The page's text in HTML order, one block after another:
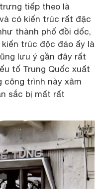
tiếp theo là
có kiến trúc rất đặc
thành phố đồi dốc,
trúc độc đáo ấy là
lưu ý gần đây rất
tố Trung Quốc xuất
công trình này xâm
sắc bị mất rất